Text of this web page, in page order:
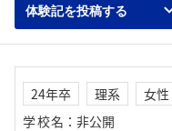
体験記を投稿する
24年卒 理系
女性
学校名 ： 非公開